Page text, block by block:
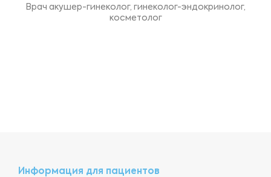
Врач акушер-гинеколог, гинеколог-эндокринолог,
косметолог
Информация для пациентов